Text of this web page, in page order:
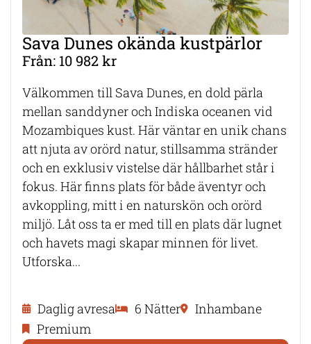
Sava Dunes okända kustpärlor
Från: 10 982 kr
Välkommen till Sava Dunes, en dold pärla
mellan sanddyner och Indiska oceanen vid
Mozambiques kust. Här väntar en unik chans
att njuta av orörd natur, stillsamma stränder
och en exklusiv vistelse där hållbarhet står i
fokus. Här finns plats för både äventyr och
avkoppling, mitt i en naturskön och orörd
miljö. Låt oss ta er med till en plats där lugnet
och havets magi skapar minnen för livet.
Utforska...
Daglig avresa 6 Nätter
Inhambane
Premium